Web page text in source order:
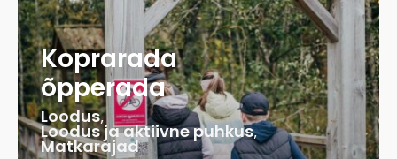
Koprarada
õpperada
Loodus,
Loodus ja aktiivne puhkus,
Matkarajad